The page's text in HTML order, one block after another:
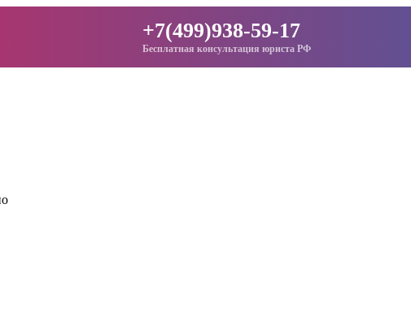
+7(499)938-59-17
Бесплатная консультация юриста РФ